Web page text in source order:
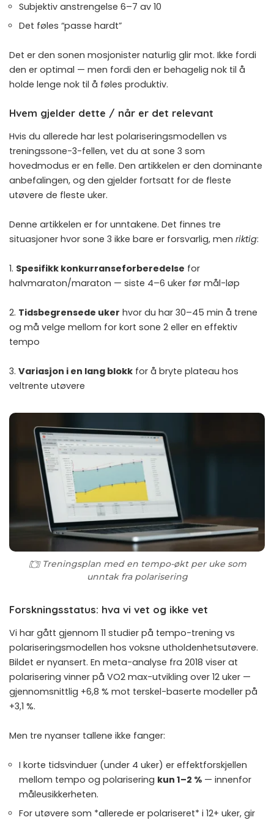
Subjektiv anstrengelse 6–7 av 10
Det føles “passe hardt”
Det er den sonen mosjonister naturlig glir mot. Ikke fordi
den er optimal — men fordi den er behagelig nok til å
holde lenge nok til å føles produktiv.
Hvem gjelder dette / når er det relevant
Hvis du allerede har lest polariseringsmodellen vs
treningssone-3-fellen, vet du at sone 3 som
hovedmodus er en felle. Den artikkelen er den dominante
anbefalingen, og den gjelder fortsatt for de fleste
utøvere de fleste uker.
Denne artikkelen er for unntakene. Det finnes tre
situasjoner hvor sone 3 ikke bare er forsvarlig, men riktig:
1. Spesifikk konkurranseforberedelse for
halvmaraton/maraton — siste 4–6 uker før mål-løp
2. Tidsbegrensede uker hvor du har 30–45 min å trene
og må velge mellom for kort sone 2 eller en effektiv
tempo
3. Variasjon i en lang blokk for å bryte plateau hos
veltrente utøvere
Treningsplan med en tempo-økt per uke som
unntak fra polarisering
Forskningsstatus: hva vi vet og ikke vet
Vi har gått gjennom 11 studier på tempo-trening vs
polariseringsmodellen hos voksne utholdenhetsutøvere.
Bildet er nyansert. En meta-analyse fra 2018 viser at
polarisering vinner på VO2 max-utvikling over 12 uker —
gjennomsnittlig +6,8 % mot terskel-baserte modeller på
+3,1 %.
Men tre nyanser tallene ikke fanger:
I korte tidsvinduer (under 4 uker) er effektforskjellen
mellom tempo og polarisering kun 1–2 % — innenfor
måleusikkerheten.
For utøvere som *allerede er polariseret* i 12+ uker, gir